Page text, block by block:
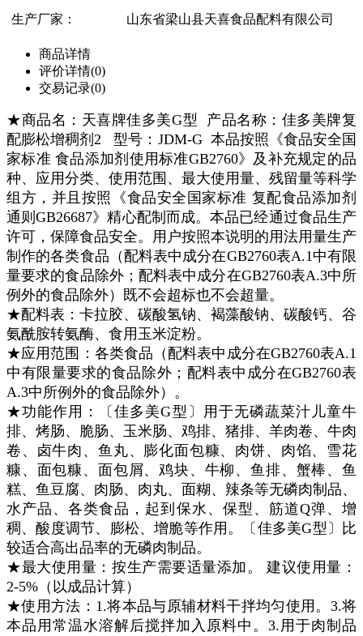
生产厂家：
山东省梁山县天喜食品配料有限公司
商品详情
评价详情(0)
交易记录(0)
★商品名：天喜牌佳多美G型 产品名称：佳多美牌复
配膨松增稠剂2
型号：JDM-G 本品按照《食品安全国
家标准 食品添加剂使用标准GB2760》及补充规定的品
种、应用分类、使用范围、最大使用量、残留量等科学
组方，并且按照《食品安全国家标准 复配食品添加剂
通则GB26687》精心配制而成。本品已经通过食品生产
许可，保障食品安全。用户按照本说明的用法用量生产
制作的各类食品（配料表中成分在GB2760表A.1中有限
量要求的食品除外；配料表中成分在GB2760表A.3中所
例外的食品除外） 既不会超标也不会超量。
★配料表： 卡拉胶、碳酸氢钠、褐藻酸钠、碳酸钙、谷
氨酰胺转氨酶、食用玉米淀粉。
★应用范围： 各类食品（配料表中成分在GB2760表A.1
中有限量要求的食品除外；配料表中成分在GB2760表
A.3中所例外的食品除外） 。
★功能作用：〔佳多美G型〕用于无磷蔬菜汁儿童牛
排、烤肠、脆肠、玉米肠、鸡排、猪排、羊肉卷、牛肉
卷、卤牛肉、鱼丸、膨化面包糠、肉饼、肉馅、雪花
糠、面包糠、面包屑、鸡块、牛柳、鱼排、蟹棒、鱼
糕、鱼豆腐、肉肠、肉丸、面糊、辣条等无磷肉制品、
水产品、各类食品，起到保水、保型、筋道Q弹、增
稠、酸度调节、膨松、增脆等作用。〔佳多美G型〕比
较适合高出品率的无磷肉制品。
★最大使用量： 按生产需要适量添加。 建议使用量：
2-5%（以成品计算）
★使用方法： 1.将本品与原辅材料干拌均匀使用。3.将
本品用常温水溶解后搅拌加入原料中。3.用于肉制品